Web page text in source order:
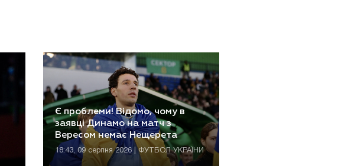
Є проблеми! Відомо, чому в
заявці Динамо на матч з
Вересом немає Нещерета
18:43, 09 серпня 2026 | ФУТБОЛ УКРАЇНИ